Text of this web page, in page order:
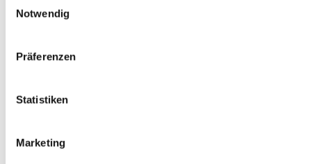
Notwendig
Präferenzen
Statistiken
Marketing